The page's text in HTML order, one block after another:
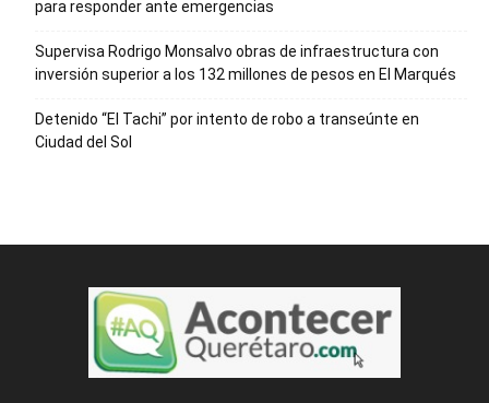
para responder ante emergencias
Supervisa Rodrigo Monsalvo obras de infraestructura con
inversión superior a los 132 millones de pesos en El Marqués
Detenido “El Tachi” por intento de robo a transeúnte en
Ciudad del Sol